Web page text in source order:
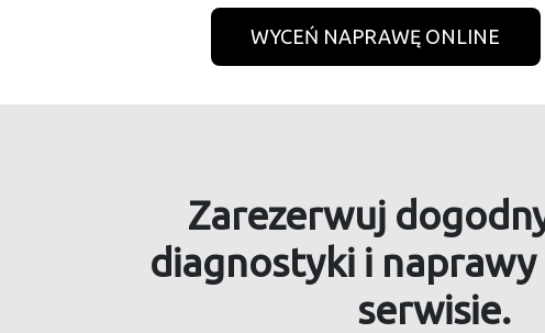
WYCEŃ NAPRAWĘ ONLINE
Zarezerwuj
diagnostyki i naprawy
serwisie.